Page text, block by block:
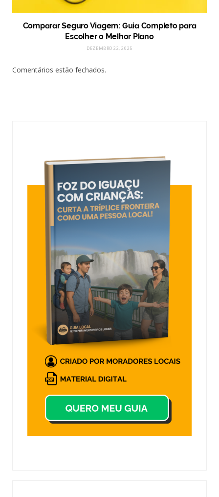
Comparar Seguro Viagem: Guia Completo para
Escolher o Melhor Plano
DEZEMBRO 22, 2025
Comentários estão fechados.